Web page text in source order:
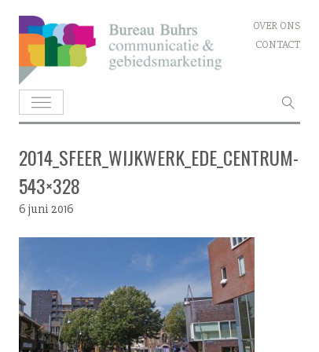
Skip
to
content
OVER ONS
CONTACT
2014_SFEER_WIJKWERK_EDE_CENTRUM-
543×328
6 juni 2016